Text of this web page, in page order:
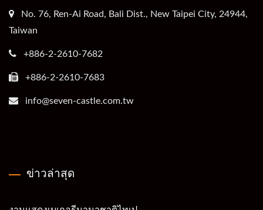
No. 76, Ren-Ai Road, Bali Dist., New Taipei City, 24944,
Taiwan
+886-2-2610-7682
+886-2-2610-7683
info@seven-castle.com.tw
ข่าวล่าสุด